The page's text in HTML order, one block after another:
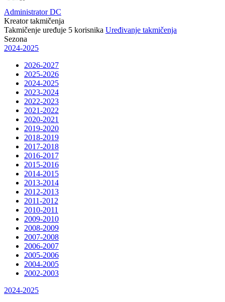
Administrator DC
Kreator takmičenja
Takmičenje uređuje 5 korisnika Uređivanje takmičenja
Sezona
2024-2025
2026-2027
2025-2026
2024-2025
2023-2024
2022-2023
2021-2022
2020-2021
2019-2020
2018-2019
2017-2018
2016-2017
2015-2016
2014-2015
2013-2014
2012-2013
2011-2012
2010-2011
2009-2010
2008-2009
2007-2008
2006-2007
2005-2006
2004-2005
2002-2003
2024-2025